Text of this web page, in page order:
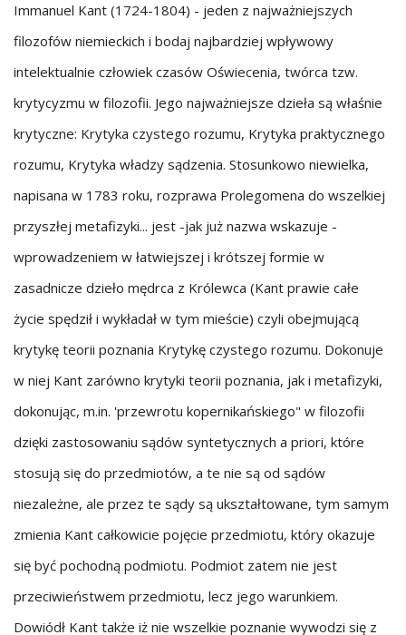
Immanuel Kant (1724-1804) - jeden z najważniejszych
filozofów niemieckich i bodaj najbardziej wpływowy
intelektualnie człowiek czasów Oświecenia, twórca tzw.
krytycyzmu w filozofii. Jego najważniejsze dzieła są właśnie
krytyczne: Krytyka czystego rozumu, Krytyka praktycznego
rozumu, Krytyka władzy sądzenia. Stosunkowo niewielka,
napisana w 1783 roku, rozprawa Prolegomena do wszelkiej
przyszłej metafizyki... jest -jak już nazwa wskazuje -
wprowadzeniem w łatwiejszej i krótszej formie w
zasadnicze dzieło mędrca z Królewca (Kant prawie całe
życie spędził i wykładał w tym mieście) czyli obejmującą
krytykę teorii poznania Krytykę czystego rozumu. Dokonuje
w niej Kant zarówno krytyki teorii poznania, jak i metafizyki,
dokonując, m.in. 'przewrotu kopernikańskiego" w filozofii
dzięki zastosowaniu sądów syntetycznych a priori, które
stosują się do przedmiotów, a te nie są od sądów
niezależne, ale przez te sądy są ukształtowane, tym samym
zmienia Kant całkowicie pojęcie przedmiotu, który okazuje
się być pochodną podmiotu. Podmiot zatem nie jest
przeciwieństwem przedmiotu, lecz jego warunkiem.
Dowiódł Kant także iż nie wszelkie poznanie wywodzi się z